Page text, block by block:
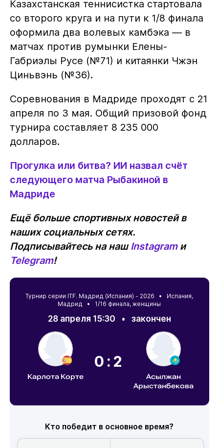
Казахстанская теннисистка стартовала
со второго круга и на пути к 1/8 финала
оформила два волевых камбэка — в
матчах против румынки Елены-
Габриэлы Русе (№71) и китаянки Чжэн
Циньвэнь (№36).
Соревнования в Мадриде проходят с 21
апреля по 3 мая. Общий призовой фонд
турнира составляет 8 235 000
долларов.
Прогулка или битва? ИИ назвал счёт
следующего матча Рыбакиной в
Мадриде
Ещё больше спортивных новостей в
наших социальных сетях.
Подписывайтесь на нашInstagramи
Telegram!
Турнир серии ITF. Мадрид (Испания) - 2026 • Испания,
Мадрид
• 1/16 финала, женщины
28 апреля 15:30 • закончен
Карлота Корте
0:2
Асылжан
Арыстанбекова
Кто победит в основное время?